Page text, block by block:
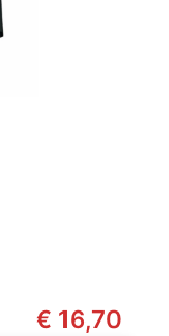
€ 16,70